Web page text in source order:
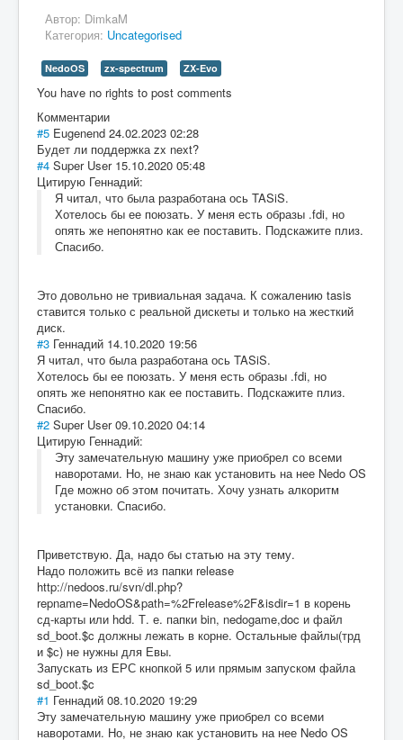
Автор: DimkaM
Категория: Uncategorised
NedoOS zx-spectrum ZX-Evo
You have no rights to post comments
Комментарии
#5 Eugenend 24.02.2023 02:28
Будет ли поддержка zx next?
#4 Super User 15.10.2020 05:48
Цитирую Геннадий:
Я читал, что была разработана ось TASiS.
Хотелось бы ее поюзать. У меня есть образы .fdi, но
опять же непонятно как ее поставить. Подскажите плиз.
Спасибо.
Это довольно не тривиальная задача. К сожалению tasis
ставится только с реальной дискеты и только на жесткий
диск.
#3 Геннадий 14.10.2020 19:56
Я читал, что была разработана ось TASiS.
Хотелось бы ее поюзать. У меня есть образы .fdi, но
опять же непонятно как ее поставить. Подскажите плиз.
Спасибо.
#2 Super User 09.10.2020 04:14
Цитирую Геннадий:
Эту замечательную машину уже приобрел со всеми
наворотами. Но, не знаю как установить на нее Nedo OS
Где можно об этом почитать. Хочу узнать алкоритм
установки. Спасибо.
Приветствую. Да, надо бы статью на эту тему.
Надо положить всё из папки release
http://nedoos.ru/svn/dl.php?
repname=NedoOS&path=%2Frelease%2F&isdir=1 в корень
сд-карты или hdd. Т. е. папки bin, nedogame,doc и файл
sd_boot.$c должны лежать в корне. Остальные файлы(трд
и $с) не нужны для Евы.
Запускать из ЕРС кнопкой 5 или прямым запуском файла
sd_boot.$c
#1 Геннадий 08.10.2020 19:29
Эту замечательную машину уже приобрел со всеми
наворотами. Но, не знаю как установить на нее Nedo OS